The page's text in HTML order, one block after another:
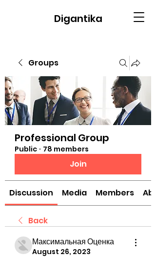
Digantika
Groups
Professional Group
Public · 78 members
Join
Discussion Media Members
Back
Максимальная Оценка
August 26, 2023